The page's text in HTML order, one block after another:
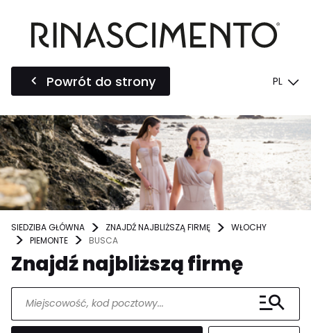
Powrót do strony PL
SIEDZIBA GŁÓWNA ZNAJDŹ NAJBLIŻSZĄ FIRMĘ
WŁOCHY
PIEMONTE
BUSCA
Znajdź najbliższą firmę